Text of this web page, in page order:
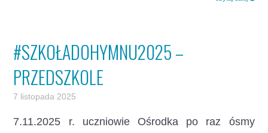
#SZKOŁADOHYMNU2025 –
PRZEDSZKOLE
7 listopada 2025
7.11.2025 r. uczniowie Ośrodka po raz ósmy